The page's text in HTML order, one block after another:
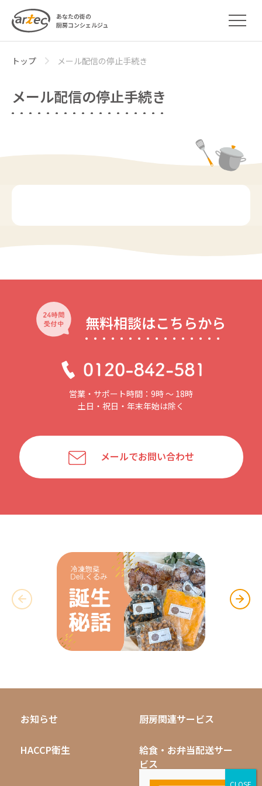
あなたの街の
厨房コンシェルジュ
トップ メール配信の停止手続き
メール配信の停止手続き
無料相談はこちらから
営業・サポート時間：9時 〜 18時
土日・祝日・年末年始は除く
メールでお問い合わせ
お知らせ 厨房関連サービス
HACCP衛生
給食・お弁当配送サー
ビス